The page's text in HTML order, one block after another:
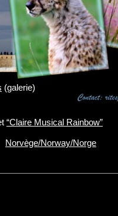
(galerie)
“Claire Musical Rainbow”
Norvège/Norway/Norge